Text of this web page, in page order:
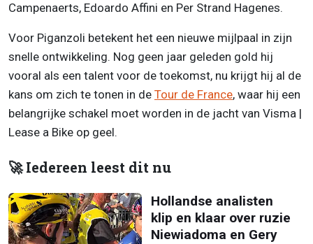
Campenaerts, Edoardo Affini en Per Strand Hagenes.
Voor Piganzoli betekent het een nieuwe mijlpaal in zijn
snelle ontwikkeling. Nog geen jaar geleden gold hij
vooral als een talent voor de toekomst, nu krijgt hij al de
kans om zich te tonen in de Tour de France, waar hij een
belangrijke schakel moet worden in de jacht van Visma |
Lease a Bike op geel.
🚀 Iedereen leest dit nu
Hollandse analisten
klip en klaar over ruzie
Niewiadoma en Gery